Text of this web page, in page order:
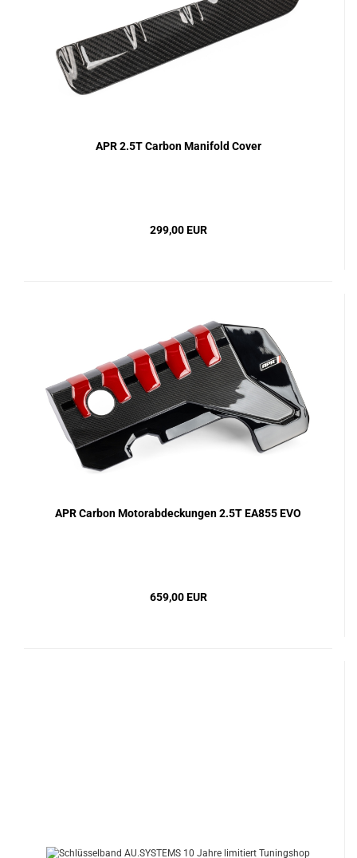
APR 2.5T Carbon Manifold Cover
299,00 EUR
APR Carbon Motorabdeckungen 2.5T EA855 EVO
659,00 EUR